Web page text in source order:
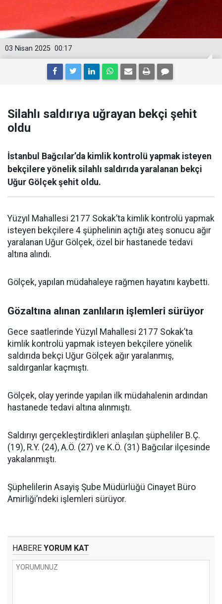
00:17
03 Nisan 2025
Silahlı saldırıya uğrayan bekçi şehit
oldu
İstanbul Bağcılar’da kimlik kontrolü yapmak isteyen
bekçilere yönelik silahlı saldırıda yaralanan bekçi
Uğur Gölçek şehit oldu.
Yüzyıl Mahallesi 2177 Sokak’ta kimlik kontrolü yapmak
isteyen bekçilere 4 şüphelinin açtığı ateş sonucu ağır
yaralanan Uğur Gölçek, özel bir hastanede tedavi
altına alındı.
Gölçek, yapılan müdahaleye rağmen hayatını kaybetti.
Gözaltına alınan zanlıların işlemleri sürüyor
Gece saatlerinde Yüzyıl Mahallesi 2177 Sokak’ta
kimlik kontrolü yapmak isteyen bekçilere yönelik
saldırıda bekçi Uğur Gölçek ağır yaralanmış,
saldırganlar kaçmıştı.
Gölçek, olay yerinde yapılan ilk müdahalenin ardından
hastanede tedavi altına alınmıştı.
Saldırıyı gerçekleştirdikleri anlaşılan şüpheliler B.Ç.
(19), R.Y. (24), A.Ö. (27) ve K.Ö. (31) Bağcılar ilçesinde
yakalanmıştı.
Şüphelilerin Asayiş Şube Müdürlüğü Cinayet Büro
Amirliği’ndeki işlemleri sürüyor.
HABERE YORUM KAT